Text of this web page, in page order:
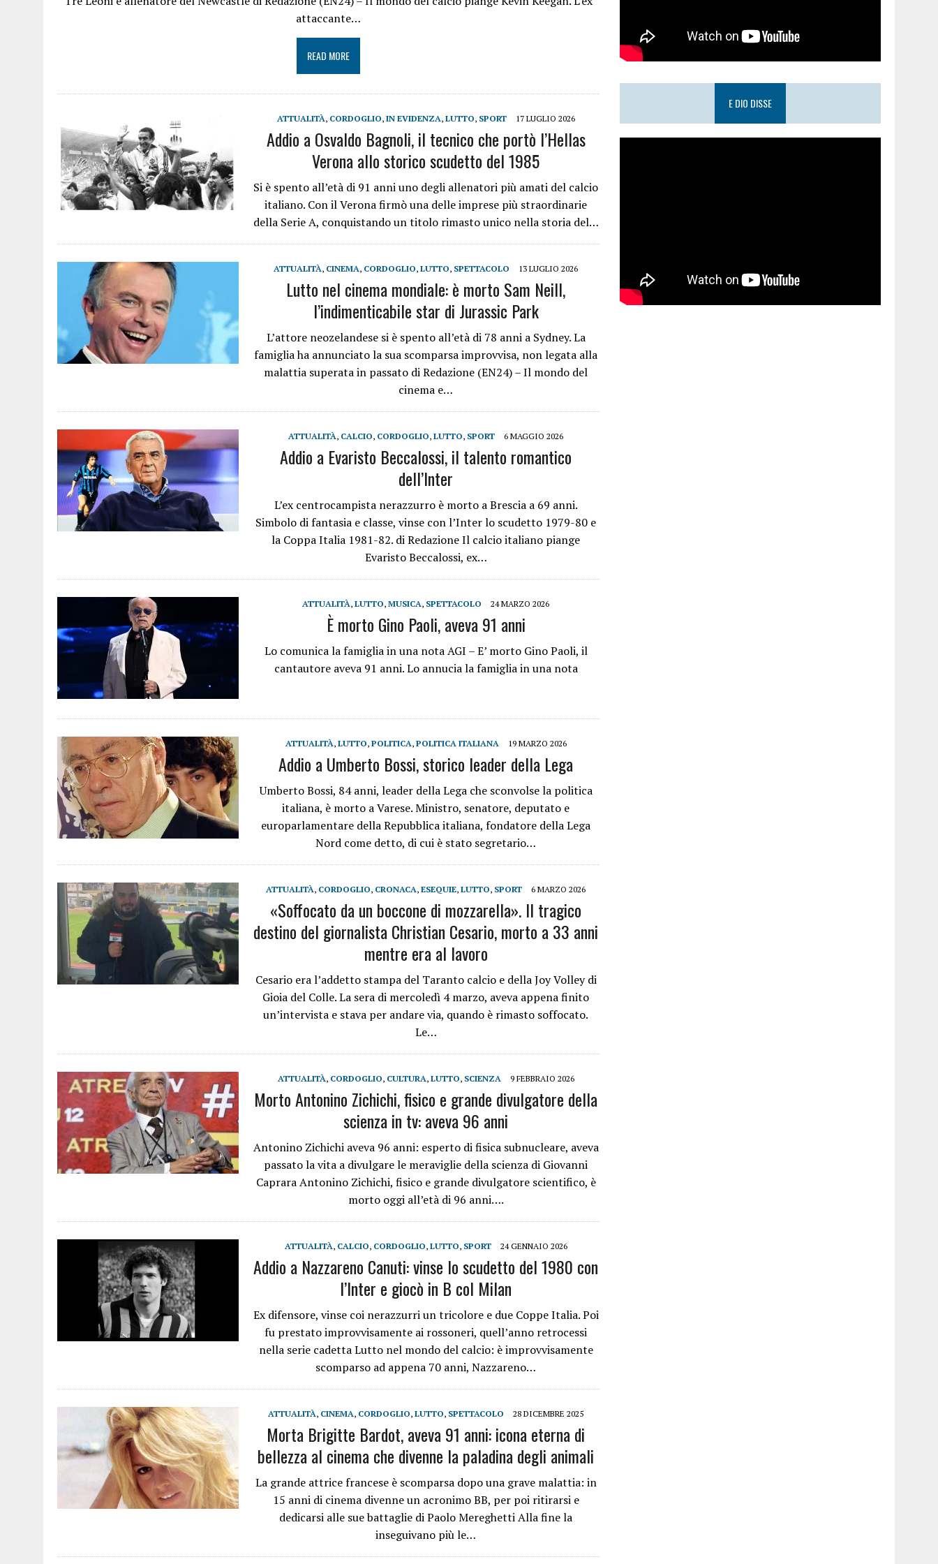
attaccante…
READ MORE
ATTUALITÀ, CORDOGLIO, IN EVIDENZA, LUTTO, SPORT 17 LUGLIO 2026
Addio a Osvaldo Bagnoli, il tecnico che portò l’Hellas
Verona allo storico scudetto del 1985
Si è spento all’età di 91 anni uno degli allenatori più amati del calcio
italiano. Con il Verona firmò una delle imprese più straordinarie
della Serie A, conquistando un titolo rimasto unico nella storia del…
ATTUALITÀ, CINEMA, CORDOGLIO,LUTTO, SPETTACOLO 13 LUGLIO 2026
Lutto nel cinema mondiale: è morto Sam Neill,
l’indimenticabile star di Jurassic Park
L’attore neozelandese si è spento all’età di 78 anni a Sydney. La
famiglia ha annunciato la sua scomparsa improvvisa, non legata alla
malattia superata in passato di Redazione (EN24) – Il mondo del
cinema e…
ATTUALITÀ, CALCIO, CORDOGLIO,LUTTO, SPORT 6 MAGGIO 2026
Addio a Evaristo Beccalossi, il talento romantico
dell’Inter
L’ex centrocampista nerazzurro è morto a Brescia a 69 anni.
Simbolo di fantasia e classe, vinse con l’Inter lo scudetto 1979-80 e
la Coppa Italia 1981-82. di Redazione Il calcio italiano piange
Evaristo Beccalossi, ex…
ATTUALITÀ,LUTTO,MUSICA, SPETTACOLO 24 MARZO 2026
È morto Gino Paoli, aveva 91 anni
Lo comunica la famiglia in una nota AGI – E’ morto Gino Paoli, il
cantautore aveva 91 anni. Lo annucia la famiglia in una nota
ATTUALITÀ, LUTTO, POLITICA, POLITICA ITALIANA 19 MARZO 2026
Addio a Umberto Bossi, storico leader della Lega
Umberto Bossi, 84 anni, leader della Lega che sconvolse la politica
italiana, è morto a Varese. Ministro, senatore, deputato e
europarlamentare della Repubblica italiana, fondatore della Lega
Nord come detto, di cui è stato segretario…
ATTUALITÀ, CORDOGLIO, CRONACA,ESEQUIE,LUTTO, SPORT 6 MARZO 2026
«Soffocato da un boccone di mozzarella». Il tragico
destino del giornalista Christian Cesario, morto a 33 anni
mentre era al lavoro
Cesario era l’addetto stampa del Taranto calcio e della Joy Volley di
Gioia del Colle. La sera di mercoledì 4 marzo, aveva appena finito
un’intervista e stava per andare via, quando è rimasto soffocato.
Le…
ATTUALITÀ, CORDOGLIO, CULTURA, LUTTO, SCIENZA 9 FEBBRAIO 2026
Morto Antonino Zichichi, fisico e grande divulgatore della
scienza in tv: aveva 96 anni
Antonino Zichichi aveva 96 anni: esperto di fisica subnucleare, aveva
passato la vita a divulgare le meraviglie della scienza di Giovanni
Caprara Antonino Zichichi, fisico e grande divulgatore scientifico, è
morto oggi all’età di 96 anni….
ATTUALITÀ, CALCIO, CORDOGLIO, LUTTO, SPORT 24 GENNAIO 2026
Addio a Nazzareno Canuti: vinse lo scudetto del 1980 con
l’Inter e giocò in B col Milan
Ex difensore, vinse coi nerazzurri un tricolore e due Coppe Italia. Poi
fu prestato improvvisamente ai rossoneri, quell’anno retrocessi
nella serie cadetta Lutto nel mondo del calcio: è improvvisamente
scomparso ad appena 70 anni, Nazzareno…
ATTUALITÀ, CINEMA, CORDOGLIO,LUTTO, SPETTACOLO 28 DICEMBRE 2025
Morta Brigitte Bardot, aveva 91 anni: icona eterna di
bellezza al cinema che divenne la paladina degli animali
La grande attrice francese è scomparsa dopo una grave malattia: in
15 anni di cinema divenne un acronimo BB, per poi ritirarsi e
dedicarsi alle sue battaglie di Paolo Mereghetti Alla fine la
inseguivano più le…
E DIO DISSE